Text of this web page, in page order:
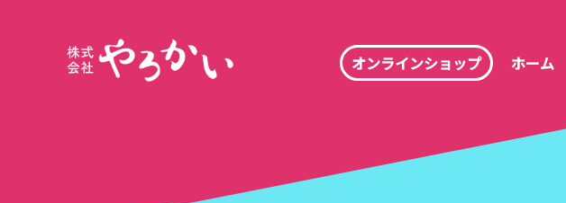
オンラインショップ ホーム